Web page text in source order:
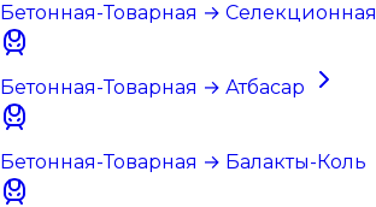
Бетонная-Товарная → Селекционная
Бетонная-Товарная → Атбасар
Бетонная-Товарная → Балакты-Коль